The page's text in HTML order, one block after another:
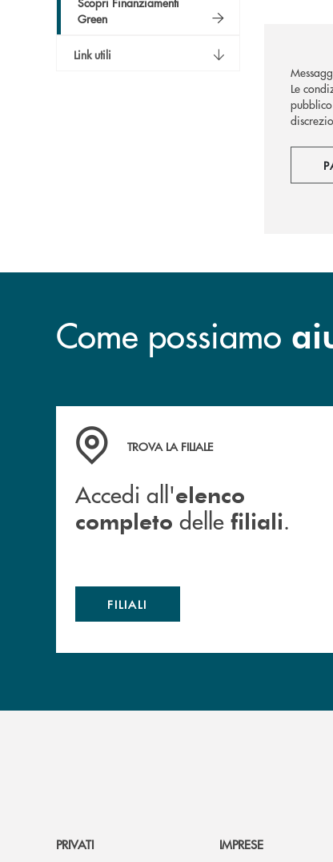
Green
Link utili
Le
Come possiamo
Accedi all' elenco completo delle filiali .
TROVA LA FILIALE
Accedi all'elenco
completo delle filiali.
FILIALI
PRIVATI
IMPRESE